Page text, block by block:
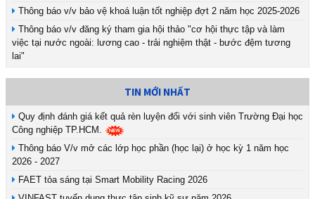
Thông báo v/v bảo vệ khoá luận tốt nghiệp đợt 2 năm học 2025-2026
Thông báo v/v đăng ký tham gia hội thảo "cơ hội thực tập và làm
việc tại nước ngoài: lương cao - trải nghiệm thật - bước đệm tương
lai"
TIN MỚI NHẤT
Quy định đánh giá kết quả rèn luyện đối với sinh viên Trường Đại học
Công nghiệp TP.HCM.
Thông báo V/v mở các lớp học phần (học lại) ở học kỳ 1 năm học
2026 - 2027
FAET tỏa sáng tại Smart Mobility Racing 2026